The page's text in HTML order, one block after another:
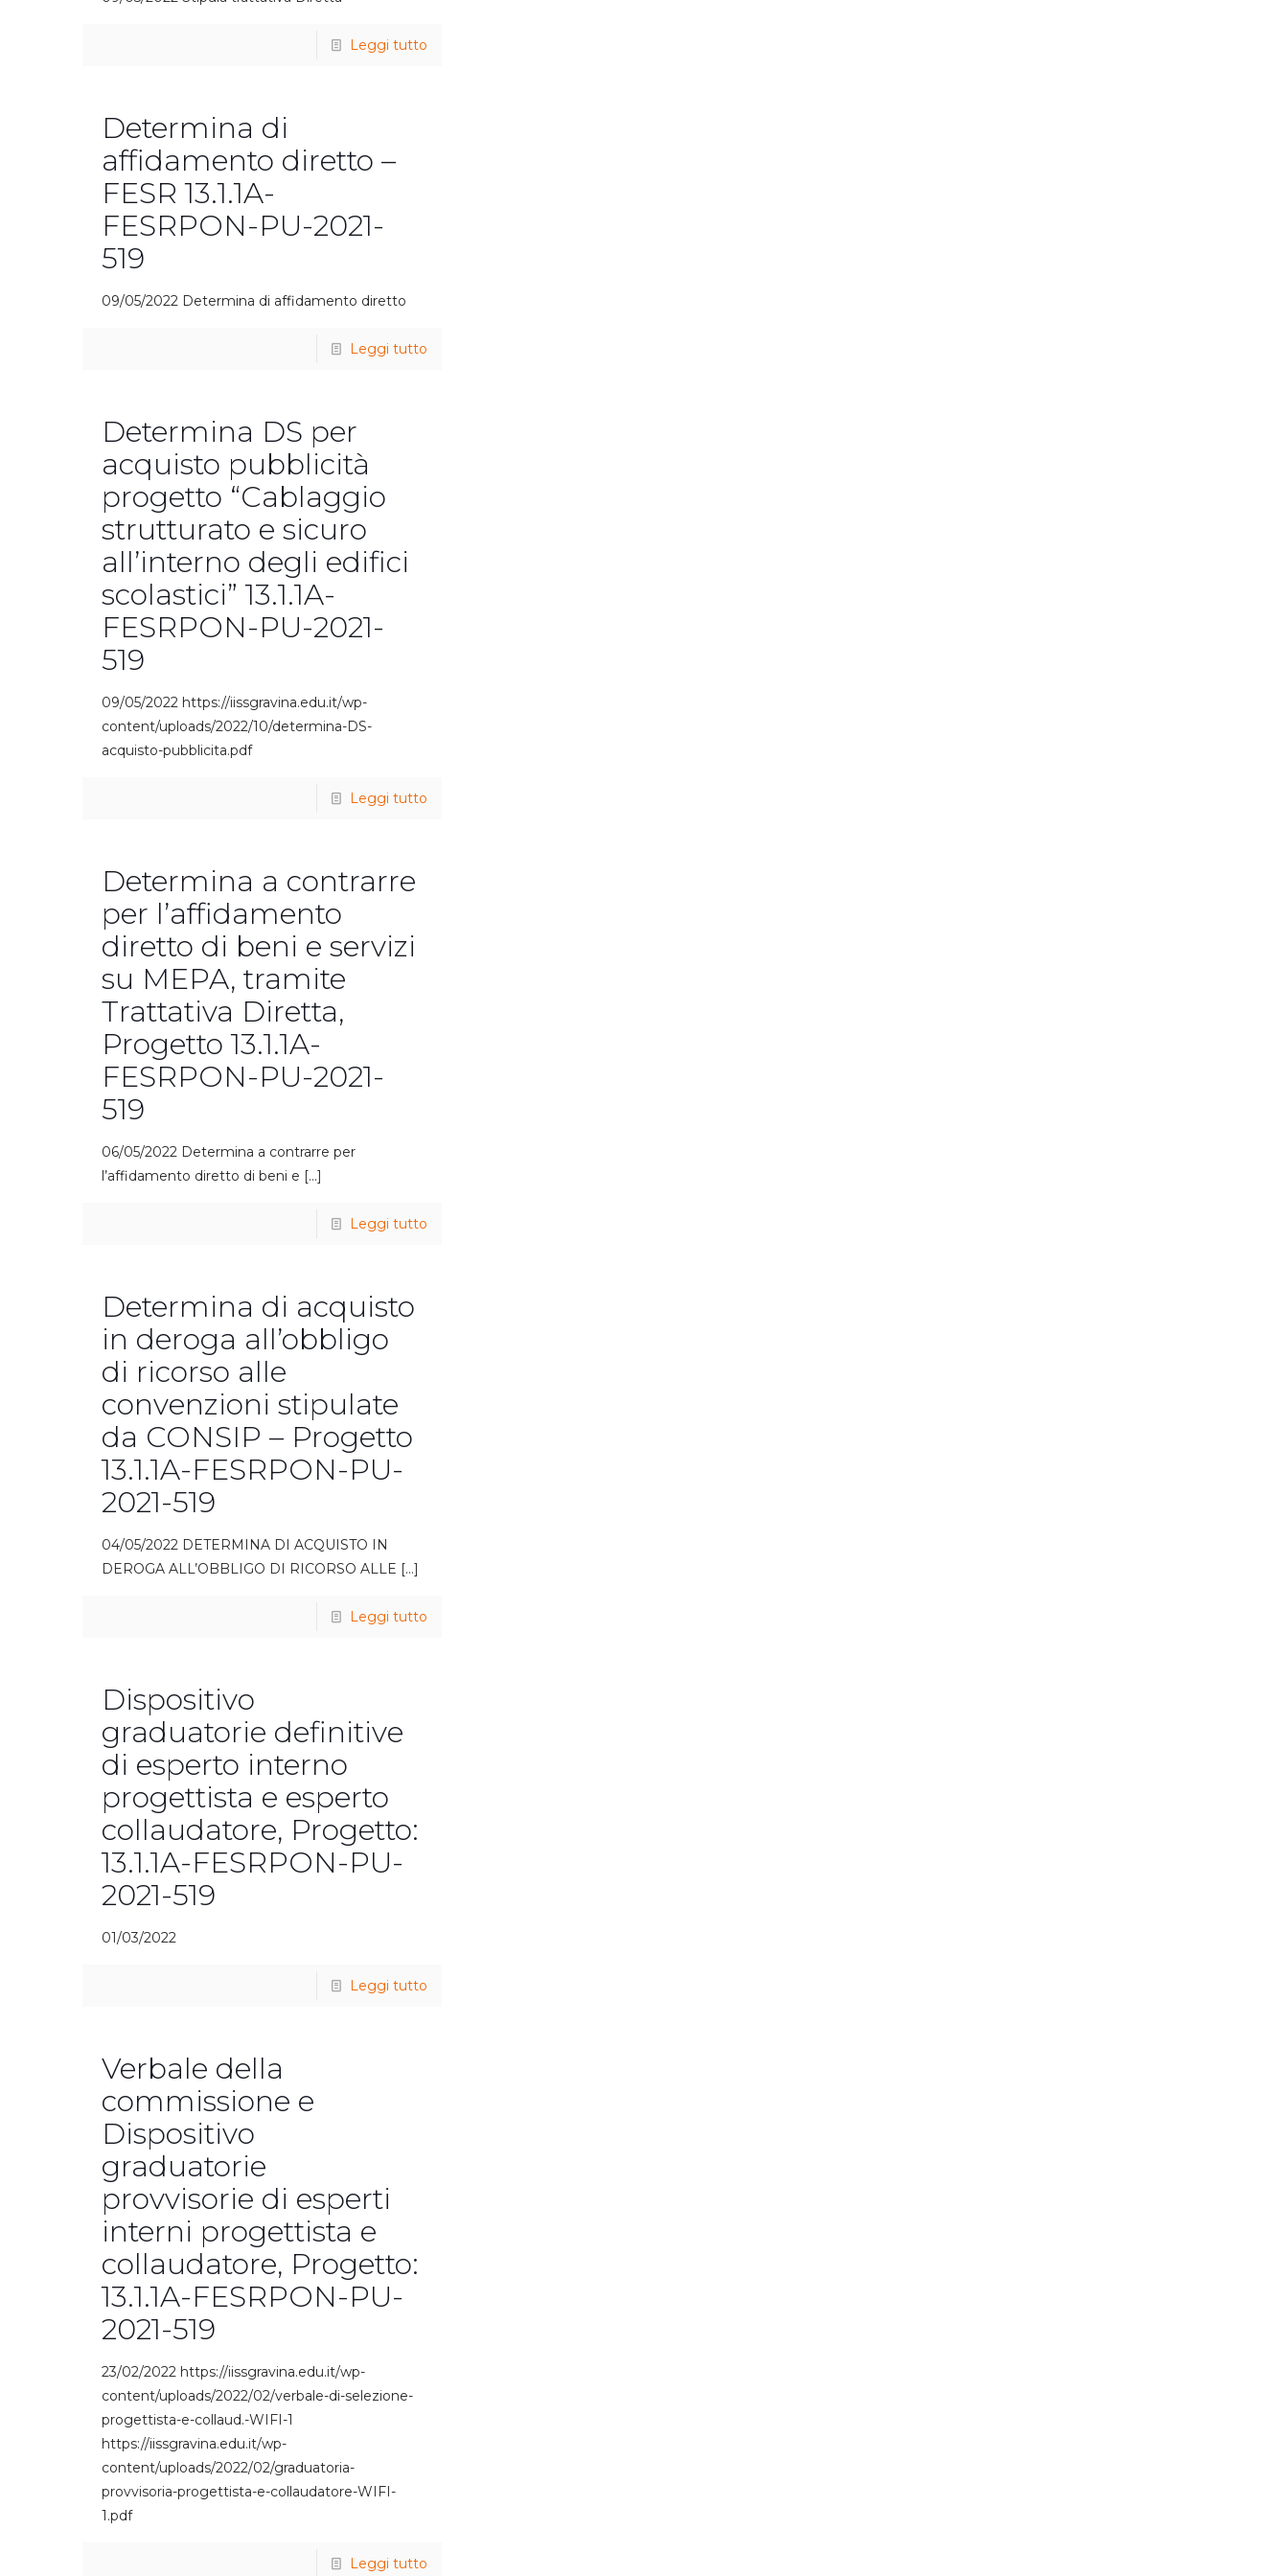
Leggi tutto
Determina di
affidamento diretto –
FESR 13.1.1A-
FESRPON-PU-2021-
519
09/05/2022 Determina di affidamento diretto
Leggi tutto
Determina DS per
acquisto pubblicità
progetto “Cablaggio
strutturato e sicuro
all’interno degli edifici
scolastici” 13.1.1A-
FESRPON-PU-2021-
519
09/05/2022 https://iissgravina.edu.it/wp-
content/uploads/2022/10/determina-DS-
acquisto-pubblicita.pdf
Leggi tutto
Determina a contrarre
per l’affidamento
diretto di beni e servizi
su MEPA, tramite
Trattativa Diretta,
Progetto 13.1.1A-
FESRPON-PU-2021-
519
06/05/2022 Determina a contrarre per
l’affidamento diretto di beni e […]
Leggi tutto
Determina di acquisto
in deroga all’obbligo
di ricorso alle
convenzioni stipulate
da CONSIP – Progetto
13.1.1A-FESRPON-PU-
2021-519
04/05/2022 DETERMINA DI ACQUISTO IN
DEROGA ALL’OBBLIGO DI RICORSO ALLE […]
Leggi tutto
Dispositivo
graduatorie definitive
di esperto interno
progettista e esperto
collaudatore, Progetto:
13.1.1A-FESRPON-PU-
2021-519
01/03/2022
Leggi tutto
Verbale della
commissione e
Dispositivo
graduatorie
provvisorie di esperti
interni progettista e
collaudatore, Progetto:
13.1.1A-FESRPON-PU-
2021-519
23/02/2022 https://iissgravina.edu.it/wp-
content/uploads/2022/02/verbale-di-selezione-
progettista-e-collaud.-WIFI-1
https://iissgravina.edu.it/wp-
content/uploads/2022/02/graduatoria-
provvisoria-progettista-e-collaudatore-WIFI-
1.pdf
Leggi tutto